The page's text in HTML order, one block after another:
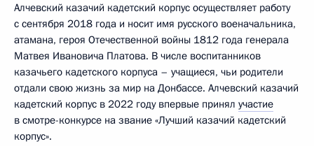
Алчевский казачий кадетский корпус осуществляет работу
с сентября 2018 года и носит имя русского военачальника,
атамана, героя Отечественной войны 1812 года генерала
Матвея Ивановича Платова. В числе воспитанников
казачьего кадетского корпуса – учащиеся, чьи родители
отдали свою жизнь за мир на Донбассе. Алчевский казачий
кадетский корпус в 2022 году впервые принял участие
в смотре-конкурсе на звание «Лучший казачий кадетский
корпус».